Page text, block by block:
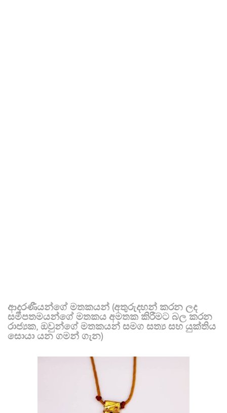
ආදරණීයන්ගේ මතකයන් (අතුරුදහන් කරන ලද
සමීපතමයන්ගේ මතකය අමතක කිරීමට බල කරන
රාජ්‍යක, ඔවුන්ගේ මතකයන් සමග සත්‍ය සහ යුක්තිය
සොයා යන ගමන් ගැන)